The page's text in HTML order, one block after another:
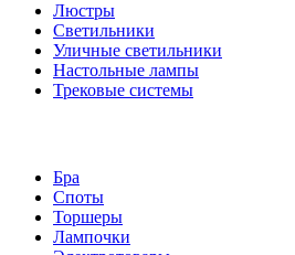
Люстры
Светильники
Уличные светильники
Настольные лампы
Трековые системы
Бра
Споты
Торшеры
Лампочки